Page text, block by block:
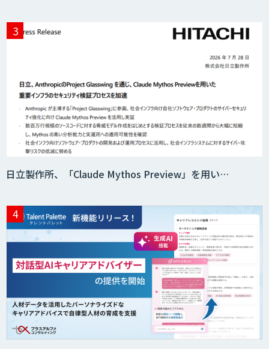
日立製作所、「Claude Mythos Preview」を用い…